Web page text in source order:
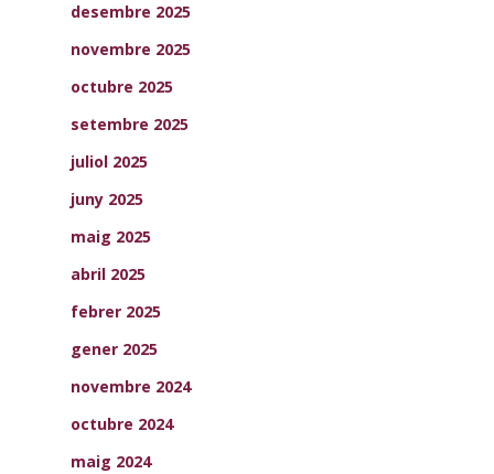
desembre 2025
novembre 2025
octubre 2025
setembre 2025
juliol 2025
juny 2025
maig 2025
abril 2025
febrer 2025
gener 2025
novembre 2024
octubre 2024
maig 2024